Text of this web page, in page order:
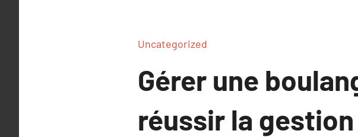
Uncategorized
Gérer une
réussir la